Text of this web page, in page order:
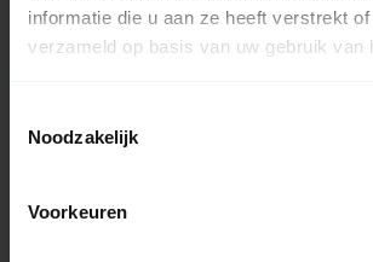
informatie die u aan ze heeft verstrekt
verzameld op basis van uw gebruik van
Noodzakelijk
Voorkeuren
SKU 9863176
Frequency